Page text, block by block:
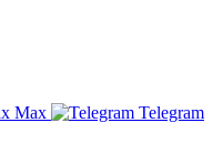
Max
Telegram